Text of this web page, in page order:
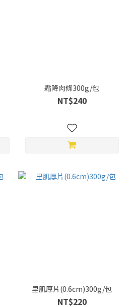
霜降肉條300g/包
NT$240
里肌厚片(0.6cm)300g/包
NT$220